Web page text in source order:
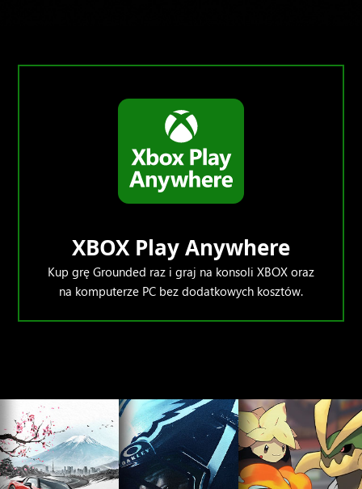
XBOX Play Anywhere
Kup grę Grounded raz i graj na konsoli XBOX oraz
na komputerze PC bez dodatkowych kosztów.